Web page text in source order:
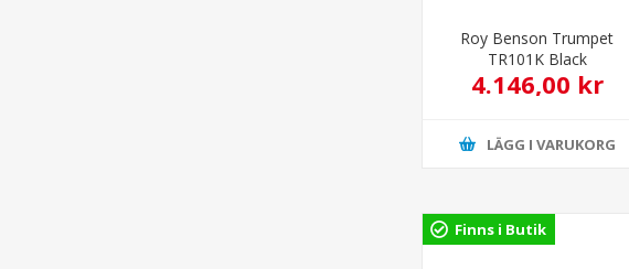
Roy Benson Trumpet
TR101K Black
4.146,00 kr
LÄGG I VARUKORG
Finns i Butik